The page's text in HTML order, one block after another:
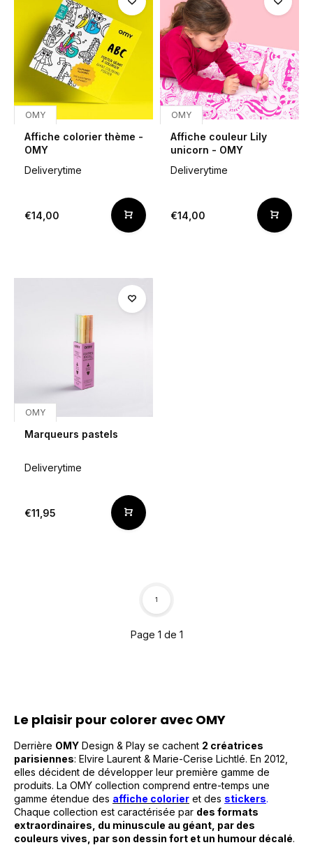
OMY
Affiche colorier thème -
OMY
Deliverytime
€14,00
OMY
Affiche couleur Lily
unicorn - OMY
Deliverytime
€14,00
OMY
Marqueurs pastels
Deliverytime
€11,95
Page 1 de 1
1
Le plaisir pour colorer avec OMY
Derrière OMY Design & Play se cachent 2 créatrices
parisiennes: Elvire Laurent & Marie-Cerise Lichtlé. En 2012,
elles décident de développer leur première gamme de
produits. La OMY collection comprend entre-temps une
gamme étendue des affiche colorier et des stickers.
Chaque collection est caractérisée par des formats
extraordinaires, du minuscule au géant, par des
couleurs vives, par son dessin fort et un humour décalé.